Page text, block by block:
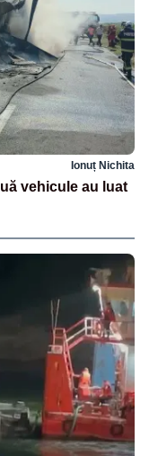
Ionuț Nichita
vehicule au luat